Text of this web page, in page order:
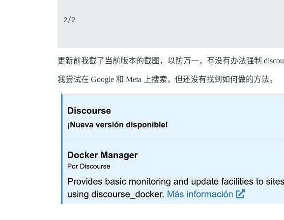
2/2
更新前我截了当前版本的截图，以防万一，有没有办法强制
我尝试在 Google 和 Meta 上搜索，但还没有找到如何做的方法。